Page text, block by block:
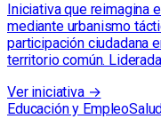
Iniciativa que reimagina
mediante urbanismo
participación ciudadana
territorio común.
Ver iniciativa →
Educación y Empleo